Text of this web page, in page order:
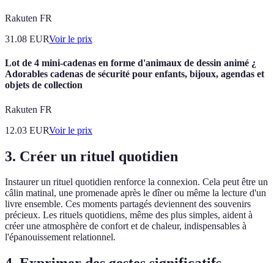
Rakuten FR
31.08 EURVoir le prix
Lot de 4 mini-cadenas en forme d'animaux de dessin animé ¿
Adorables cadenas de sécurité pour enfants, bijoux, agendas et
objets de collection
Rakuten FR
12.03 EURVoir le prix
3. Créer un rituel quotidien
Instaurer un rituel quotidien renforce la connexion. Cela peut être un
câlin matinal, une promenade après le dîner ou même la lecture d'un
livre ensemble. Ces moments partagés deviennent des souvenirs
précieux. Les rituels quotidiens, même des plus simples, aident à
créer une atmosphère de confort et de chaleur, indispensables à
l'épanouissement relationnel.